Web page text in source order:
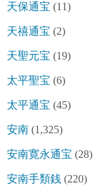
天保通宝 (11)
天禧通宝 (2)
天聖元宝 (19)
太平聖宝 (6)
太平通宝 (45)
安南 (1,325)
安南寛永通宝 (28)
安南手類銭 (220)